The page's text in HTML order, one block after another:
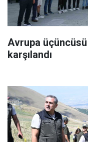
Avrupa
karşılandı